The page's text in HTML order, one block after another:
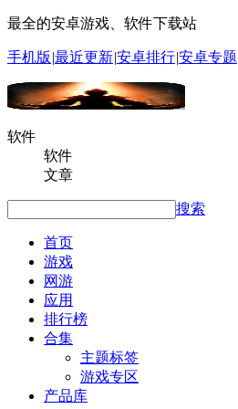
最全的安卓游戏、软件下载站
手机版 |最近更新|安卓排行|安卓专题
软件
软件
文章
搜索
首页
游戏
网游
应用
排行榜
合集
主题标签
游戏专区
产品库